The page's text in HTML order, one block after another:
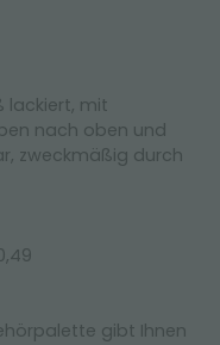
lackiert, mit
nach oben und
zweckmäßig durch
gibt Ihnen